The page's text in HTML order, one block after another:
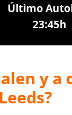
Último
23:45h
y